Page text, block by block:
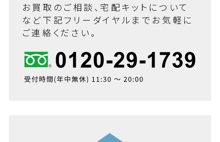
お買取のご相談、宅配キットについて
など下記フリーダイヤルまでお気軽に
ご連絡ください。